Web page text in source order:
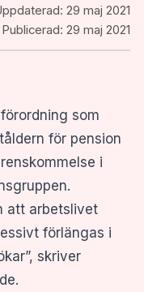
29 maj 2021
Publicerad: 29 maj 2021
som
för pension
i
att arbetslivet
förlängas i
skriver